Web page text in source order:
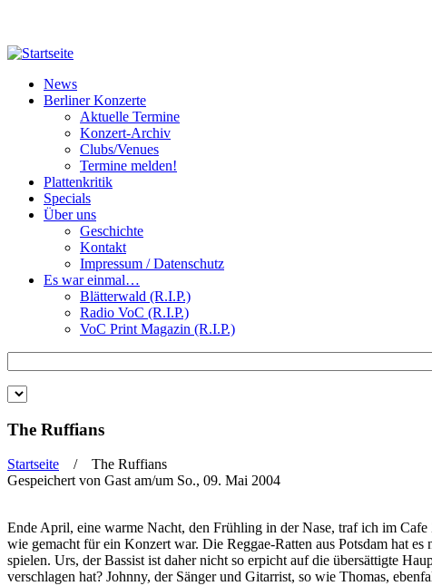
News
Berliner Konzerte
Aktuelle Termine
Konzert-Archiv
Clubs/Venues
Termine melden!
Plattenkritik
Specials
Über uns
Geschichte
Kontakt
Impressum / Datenschutz
Es war einmal…
Blätterwald (R.I.P.)
Radio VoC (R.I.P.)
VoC Print Magazin (R.I.P.)
The Ruffians
Sie sind hier
Startseite / The Ruffians
Gespeichert von Gastam/um So., 09. Mai 2004
Ende April, eine warme Nacht, den Frühling in der Nase, traf ich im
wie gemacht für ein Konzert war. Die Reggae-Ratten aus Potsdam hat
spielen. Urs, der Bassist ist daher nicht so erpicht auf die übersättigte
verschlagen hat? Johnny, der Sänger und Gitarrist, so wie Thomas,